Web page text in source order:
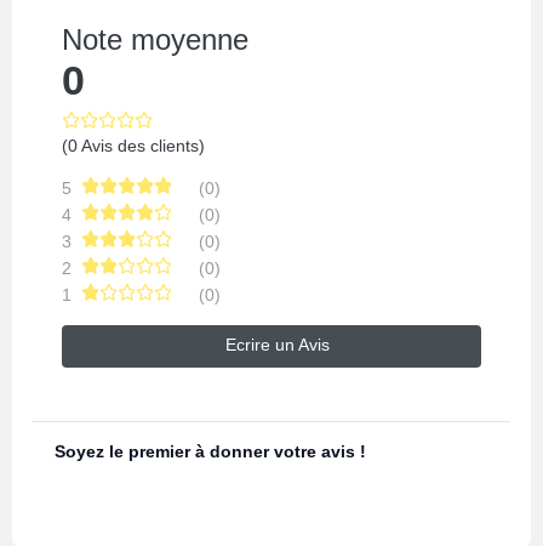
Note moyenne
0
(0 Avis des clients)
5
(0)
4
(0)
3
(0)
2
(0)
1
(0)
Ecrire un Avis
Soyez le premier à donner votre avis !